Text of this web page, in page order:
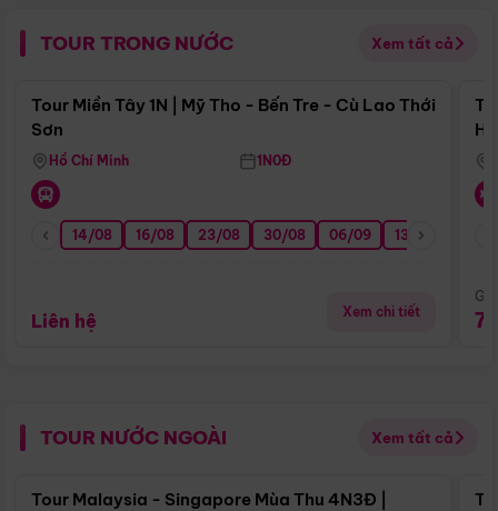
TOUR TRONG NƯỚC Xem tất cả
Điểm nổi bật
Tour Miền Tây 1N | Mỹ Tho - Bến Tre - Cù Lao Thới
Sơn
Hồ Chí Minh 1N0Đ
14/08 16/08 23/08 30/08 06/09 13/09
Liên hệ Xem chi tiết
TOUR NƯỚC NGOÀI Xem tất cả
Điểm nổi bật
Tour Malaysia - Singapore Mùa Thu 4N3Đ |